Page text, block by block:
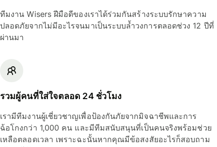
ทีมงาน Wisers ฝีมือดีของเราได้ร่วมกันสร้างระบบรักษาความ
ปลอดภัยจากไม่มีอะไรจนมาเป็นระบบล้ำวงการตลอดช่วง 12 ปีที่
ผ่านมา
รวมผู้คนที่ใส่ใจตลอด 24 ชั่วโมง
เรามีทีมงานผู้เชี่ยวชาญเพื่อป้องกันภัยจากมิจฉาชีพและการ
ฉ้อโกงกว่า 1,000 คน และมีทีมสนับสนุนที่เป็นคนจริงพร้อมช่วย
เหลือตลอดเวลา เพราะฉะนั้นหากคุณมีข้อสงสัยอะไรก็สอบถาม